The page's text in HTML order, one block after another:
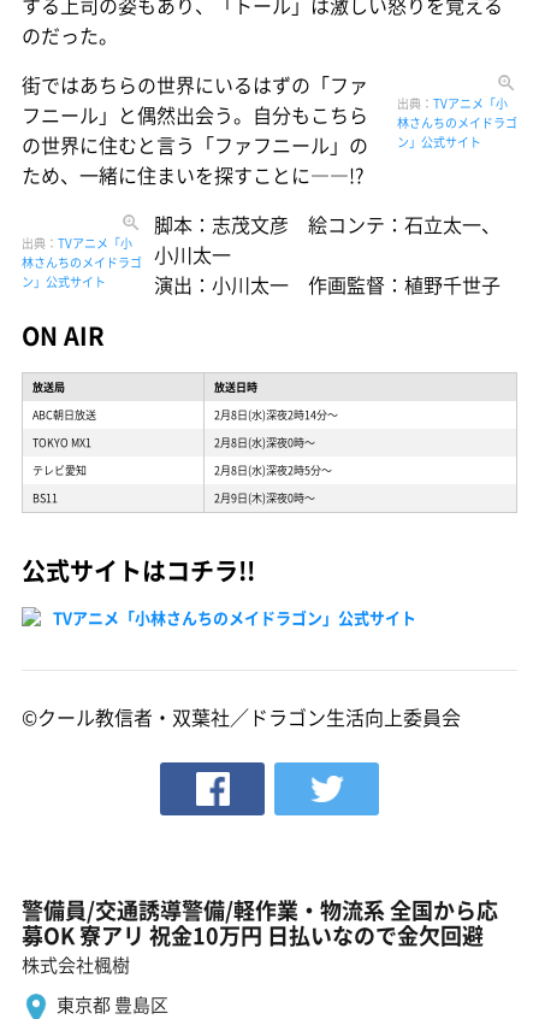
のだった。
出典： TVアニメ「小
林さんちのメイドラゴ
ン」公式サイト
街ではあちらの世界にいるはずの「ファ
フニール」と偶然出会う。自分もこちら
の世界に住むと言う「ファフニール」の
ため、一緒に住まいを探すことに――!?
出典： TVアニメ「小
林さんちのメイドラゴ
ン」公式サイト
脚本：志茂文彦 絵コンテ：石立太一、
小川太一
演出：小川太一 作画監督：植野千世子
ON AIR
放送局
放送日時
ABC朝日放送
2月8日(水)深夜2時14分〜
TOKYO MX1
2月8日(水)深夜0時〜
テレビ愛知
2月8日(水)深夜2時5分〜
BS11
2月9日(木)深夜0時〜
公式サイトはコチラ!!
TVアニメ「小林さんちのメイドラゴン」公式サイト
©クール教信者・双葉社／ドラゴン生活向上委員会
警備員/交通誘導警備/軽作業・物流系 全国から応
募OK 寮アリ 祝金10万円 日払いなので金欠回避
株式会社楓樹
東京都 豊島区